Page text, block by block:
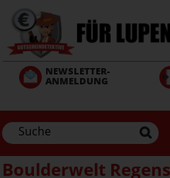
zum
Inhalt
NEWSLETTER-
ANMELDUNG
Boulderwelt